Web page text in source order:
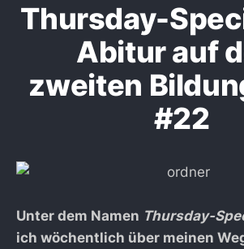
Thursday-
Abitur auf
zweiten
#22
Unter dem Namen Thursday-
ich wöchentlich über meinen